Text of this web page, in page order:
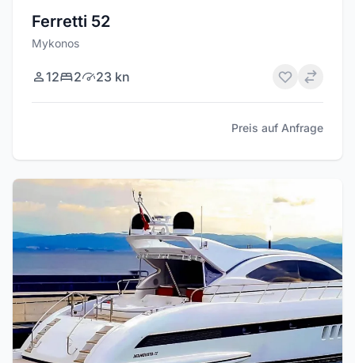
Ferretti 52
Mykonos
12 2 23 kn
Preis auf Anfrage